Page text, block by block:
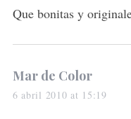
s
Que bonitas y
s
a
Mar de Color
6 abril 2010 at 15:19